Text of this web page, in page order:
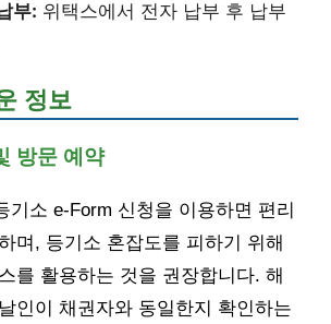
부: 위택스에서 전자 납부 후 납부
정보
방문 예약
기소 e-Form 신청을 이용하면 편리
며, 등기소 혼잡도를 피하기 위해
를 활용하는 것을 권장합니다. 해
인이 채권자와 동일한지 확인하는